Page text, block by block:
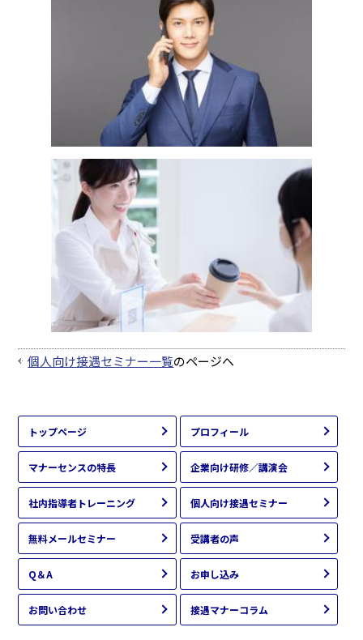
個人向け接遇セミナー一覧のページへ
トップページ プロフィール
マナーセンスの特長 企業向け研修／講演会
社内指導者トレーニング 個人向け接遇セミナー
無料メールセミナー 受講者の声
Q＆A お申し込み
お問い合わせ 接遇マナーコラム